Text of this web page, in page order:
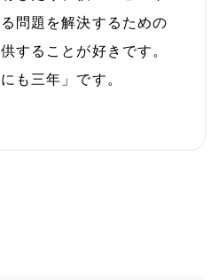
問題を解決するための
することが好きです。
も三年」です。